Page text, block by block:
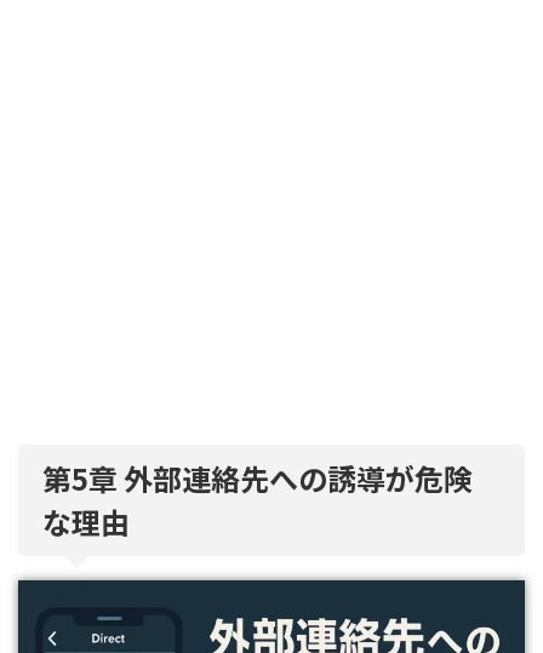
第5章 外部連絡先への誘導が危険
な理由